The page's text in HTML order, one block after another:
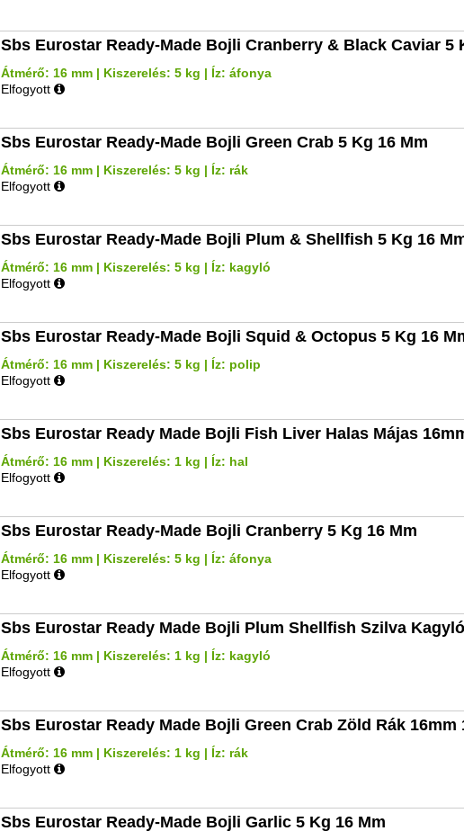
Sbs Eurostar Ready-Made Bojli Cranberry & Black Caviar 5
Átmérő: 16 mm | Kiszerelés: 5 kg | Íz: áfonya
Elfogyott
Sbs Eurostar Ready-Made Bojli Green Crab 5 Kg 16 Mm
Átmérő: 16 mm | Kiszerelés: 5 kg | Íz: rák
Elfogyott
Sbs Eurostar Ready-Made Bojli Plum & Shellfish 5 Kg 16
Átmérő: 16 mm | Kiszerelés: 5 kg | Íz: kagyló
Elfogyott
Sbs Eurostar Ready-Made Bojli Squid & Octopus 5 Kg 16
Átmérő: 16 mm | Kiszerelés: 5 kg | Íz: polip
Elfogyott
Sbs Eurostar Ready Made Bojli Fish Liver Halas Májas
Átmérő: 16 mm | Kiszerelés: 1 kg | Íz: hal
Elfogyott
Sbs Eurostar Ready-Made Bojli Cranberry 5 Kg 16 Mm
Átmérő: 16 mm | Kiszerelés: 5 kg | Íz: áfonya
Elfogyott
Sbs Eurostar Ready Made Bojli Plum Shellfish Szilva
Átmérő: 16 mm | Kiszerelés: 1 kg | Íz: kagyló
Elfogyott
Sbs Eurostar Ready Made Bojli Green Crab Zöld Rák 16mm
Átmérő: 16 mm | Kiszerelés: 1 kg | Íz: rák
Elfogyott
Sbs Eurostar Ready-Made Bojli Garlic 5 Kg 16 Mm